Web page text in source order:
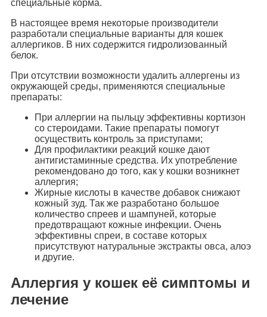
специальные корма.
В настоящее время некоторые производители
разработали специальные варианты для кошек
аллергиков. В них содержится гидролизованный
белок.
При отсутствии возможности удалить аллергены из
окружающей среды, применяются специальные
препараты:
При аллергии на пыльцу эффективны кортизон
со стероидами. Такие препараты помогут
осуществить контроль за приступами;
Для профилактики реакций кошке дают
антигистаминные средства. Их употребление
рекомендовано до того, как у кошки возникнет
аллергия;
Жирные кислоты в качестве добавок снижают
кожный зуд. Так же разработано большое
количество спреев и шампуней, которые
предотвращают кожные инфекции. Очень
эффективны спреи, в составе которых
присутствуют натуральные экстракты овса, алоэ
и другие.
Аллергия у кошек её симптомы и
лечение